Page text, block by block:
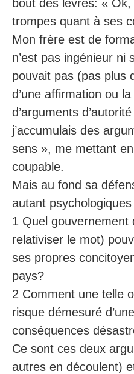
bout des lèvres: « Ok,
trompes quant à ses
Mon frère est de
n’est pas ingénieur ni
pouvait pas (pas plus
d’une affirmation ou
d’arguments
j’accumulais des
sens », me mettant
coupable.
Mais au fond sa
autant
1 Quel gouvernement
relativiser le mot)
ses propres
pays?
2 Comment une telle
risque démesuré
conséquences
Ce sont ces deux
autres en découlent)